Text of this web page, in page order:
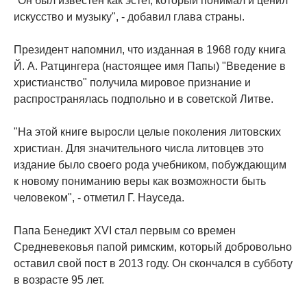
искусство и музыку", - добавил глава страны.
Президент напомнил, что изданная в 1968 году книга
Й. А. Ратцингера (настоящее имя Папы) "Введение в
христианство" получила мировое признание и
распространялась подпольно и в советской Литве.
"На этой книге выросли целые поколения литовских
христиан. Для значительного числа литовцев это
издание было своего рода учебником, побуждающим
к новому пониманию веры как возможности быть
человеком", - отметил Г. Науседа.
Папа Бенедикт XVI стал первым со времен
Средневековья папой римским, который добровольно
оставил свой пост в 2013 году. Он скончался в субботу
в возрасте 95 лет.